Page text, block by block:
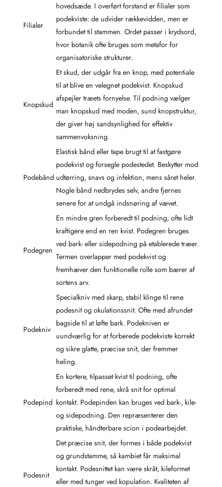
Filialer
hovedsæde. I overført forstand er filialer som
podekviste: de udvider rækkevidden, men er
forbundet til stammen. Ordet passer i krydsord,
hvor botanik ofte bruges som metafor for
organisatoriske strukturer.
Knopskud
Et skud, der udgår fra en knop, med potentiale
til at blive en velegnet podekvist. Knopskud
afspejler træets fornyelse. Til podning vælger
man knopskud med moden, sund knopstruktur,
der giver høj sandsynlighed for effektiv
sammenvoksning.
Podebånd
Elastisk bånd eller tape brugt til at fastgøre
podekvist og forsegle podestedet. Beskytter mod
udtørring, snavs og infektion, mens såret heler.
Nogle bånd nedbrydes selv, andre fjernes
senere for at undgå indsnøring af vævet.
Podegren
En mindre gren forberedt til podning, ofte lidt
kraftigere end en ren kvist. Podegren bruges
ved bark- eller sidepodning på etablerede træer.
Termen overlapper med podekvist og
fremhæver den funktionelle rolle som bærer af
sortens arv.
Podekniv
Specialkniv med skarp, stabil klinge til rene
podesnit og okulationssnit. Ofte med afrundet
bagside til at løfte bark. Podekniven er
uundværlig for at forberede podekviste korrekt
og sikre glatte, præcise snit, der fremmer
heling.
Podepind
En kortere, tilpasset kvist til podning, ofte
forberedt med rene, skrå snit for optimal
kontakt. Podepinden kan bruges ved bark-, kile-
og sidepodning. Den repræsenterer den
praktiske, håndterbare scion i podearbejdet.
Podesnit
Det præcise snit, der formes i både podekvist
og grundstamme, så kambiet får maksimal
kontakt. Podesnittet kan være skråt, kileformet
eller med tunger ved kopulation. Kvaliteten af